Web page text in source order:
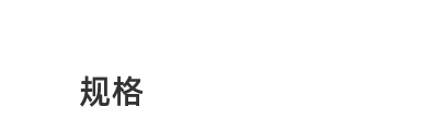
规格